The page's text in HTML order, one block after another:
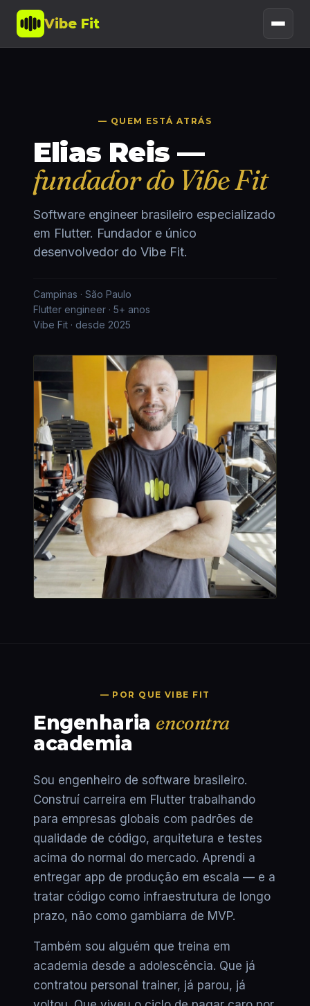
Vibe Fit
— QUEM ESTÁ ATRÁS
Elias Reis —
fundador do Vibe Fit
Software engineer brasileiro especializado
em Flutter. Fundador e único
desenvolvedor do Vibe Fit.
Campinas · São Paulo
Flutter engineer · 5+ anos
Vibe Fit · desde 2025
— POR QUE VIBE FIT
Engenharia encontra
academia
Sou engenheiro de software brasileiro.
Construí carreira em Flutter trabalhando
para empresas globais com padrões de
qualidade de código, arquitetura e testes
acima do normal do mercado. Aprendi a
entregar app de produção em escala — e a
tratar código como infraestrutura de longo
prazo, não como gambiarra de MVP.
Também sou alguém que treina em
academia desde a adolescência. Que já
contratou personal trainer, já parou, já